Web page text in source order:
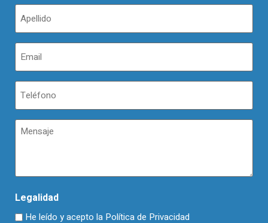
Apellidos
(Obligatorio)
Email
(Obligatorio)
Teléfono
(Obligatorio)
Mensaje
Legalidad
He leído y acepto la Política de Privacidad